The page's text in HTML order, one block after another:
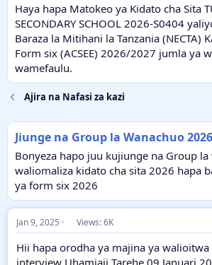
t
a
r
t
e
t
e
Haya hapa Matokeo ya Kidato cha Sita
SECONDARY SCHOOL 2026-S0404
Baraza la Mitihani la Tanzania (NECTA)
Form six (ACSEE) 2026/2027 jumla ya
wamefaulu.
Ajira na Nafasi za kazi
Jiunge na Group la Wanachuo
Bonyeza hapo juu kujiunge na Group la
waliomaliza kidato cha sita 2026 hapa
ya form six 2026
Jan 9, 2025 Views: 6K
Hii hapa orodha ya majina ya
interview Uhamiaji Tarehe 09 Januari